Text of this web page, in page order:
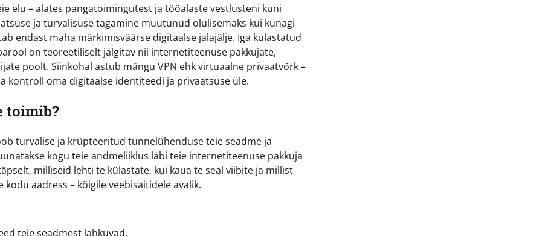
elu – alates pangatoimingutest ja tööalaste vestlusteni kuni
ja turvalisuse tagamine muutunud olulisemaks kui kunagi
endast maha märkimisväärse digitaalse jalajälje. Iga külastatud
on teoreetiliselt jälgitav nii internetiteenuse pakkujate,
poolt. Siinkohal astub mängu VPN ehk virtuaalne privaatvõrk –
kontroll oma digitaalse identiteedi ja privaatsuse üle.
toimib?
turvalise ja krüpteeritud tunnelühenduse teie seadme ja
kogu teie andmeliiklus läbi teie internetiteenuse pakkuja
milliseid lehti te külastate, kui kaua te seal viibite ja millist
aadress – kõigile veebisaitidele avalik.
teie seadmest lahkuvad.